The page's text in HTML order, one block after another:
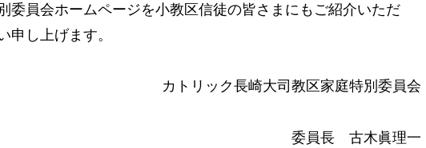
委員会ホームページを小教区信徒の皆さまにもご紹介いただ
申し上げます。
カトリック長崎大司教区家庭特別委員会
委員長 古木眞理一